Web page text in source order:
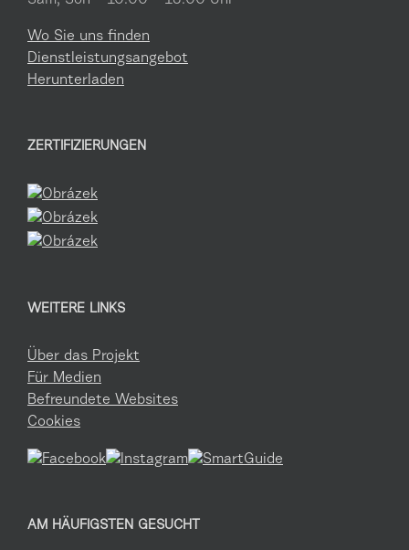
Wo Sie uns finden
Dienstleistungsangebot
Herunterladen
ZERTIFIZIERUNGEN
WEITERE LINKS
Über das Projekt
Für Medien
Befreundete Websites
Cookies
AM HÄUFIGSTEN GESUCHT